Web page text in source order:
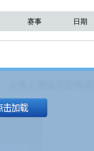
赛事 日期